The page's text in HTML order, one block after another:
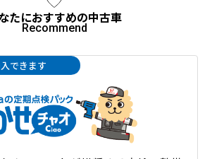
たにおすすめの中古車
できます